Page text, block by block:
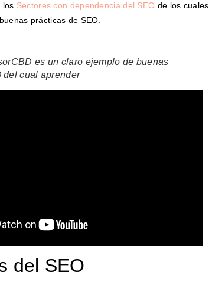
los Sectores con dependencia del SEO de los cuales
prácticas de SEO.
es un claro ejemplo de buenas
del cual aprender
del SEO